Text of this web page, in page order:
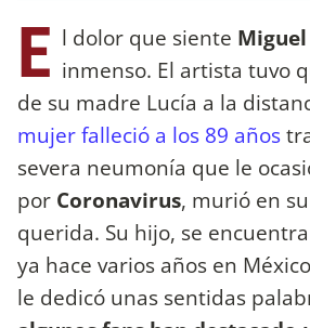
E l dolor que siente
inmenso. El artista tuvo
de su madre Lucía a la
mujer falleció a los 89 años
severa neumonía que le
por Coronavirus, murió en
querida. Su hijo, se
ya hace varios años en
le dedicó unas sentidas